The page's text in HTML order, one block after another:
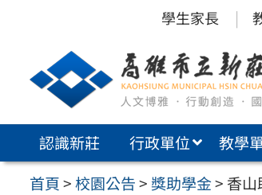
內
學生家長
認識新莊 行政單位 教學
首頁>校園公告> 獎助學金> 香